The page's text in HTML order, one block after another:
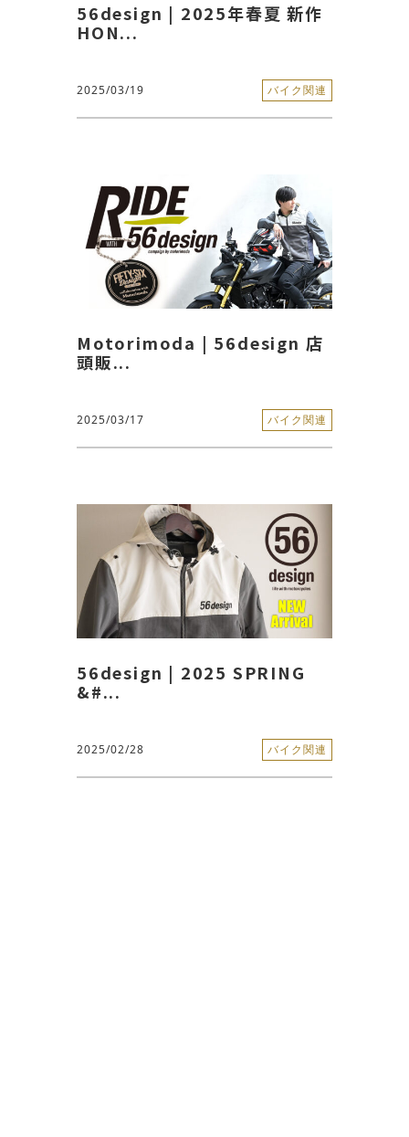
56design | 2025年春夏 新作
HON...
2025/03/19 バイク関連
Motorimoda | 56design 店
頭販...
2025/03/17 バイク関連
56design | 2025 SPRING
&#...
2025/02/28 バイク関連